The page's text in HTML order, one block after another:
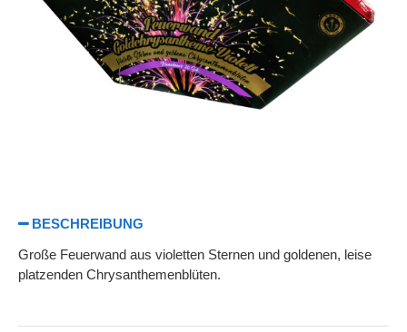
BESCHREIBUNG
Große Feuerwand aus violetten Sternen und goldenen, leise
platzenden Chrysanthemenblüten.